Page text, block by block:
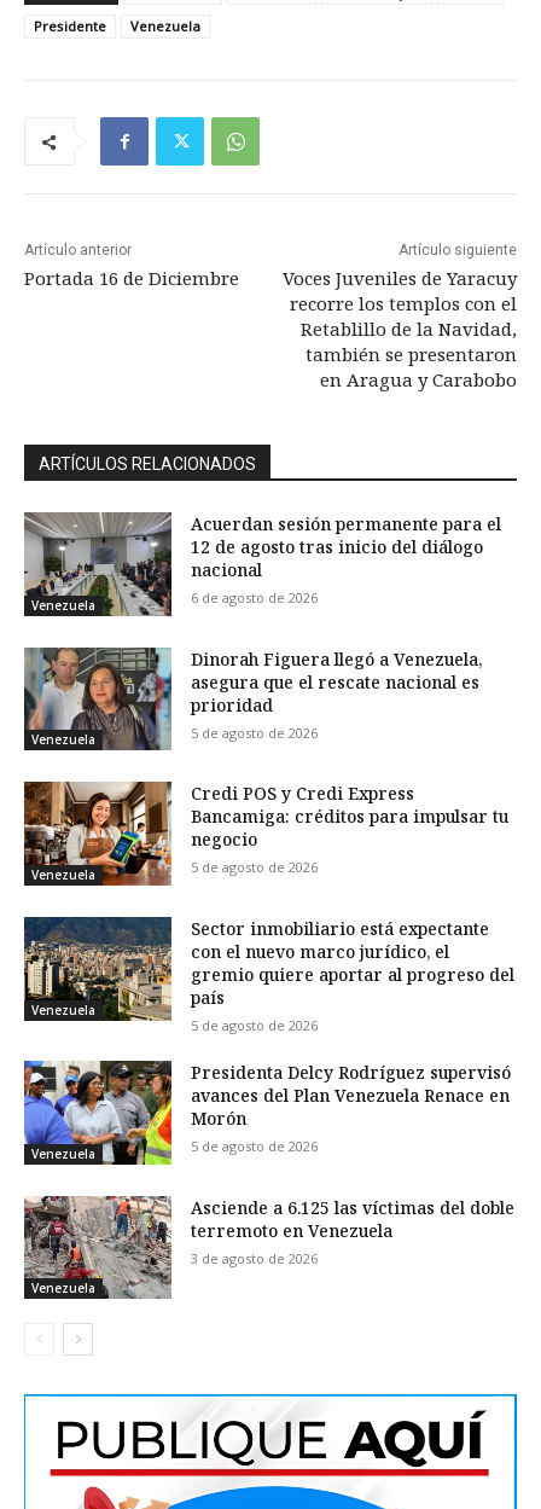
Presidente
Venezuela
Artículo anterior
Portada 16 de Diciembre
Artículo siguiente
Voces Juveniles de Yaracuy
recorre los templos con el
Retablillo de la Navidad,
también se presentaron
en Aragua y Carabobo
ARTÍCULOS RELACIONADOS
Venezuela
Acuerdan sesión permanente para el
12 de agosto tras inicio del diálogo
nacional
6 de agosto de 2026
Venezuela
Dinorah Figuera llegó a Venezuela,
asegura que el rescate nacional es
prioridad
5 de agosto de 2026
Venezuela
Credi POS y Credi Express
Bancamiga: créditos para impulsar tu
negocio
5 de agosto de 2026
Venezuela
Sector inmobiliario está expectante
con el nuevo marco jurídico, el
gremio quiere aportar al progreso del
país
5 de agosto de 2026
Venezuela
Presidenta Delcy Rodríguez supervisó
avances del Plan Venezuela Renace en
Morón
5 de agosto de 2026
Venezuela
Asciende a 6.125 las víctimas del doble
terremoto en Venezuela
3 de agosto de 2026